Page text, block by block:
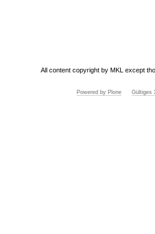
All content copyright by MKL except
Powered by Plone Gültiges